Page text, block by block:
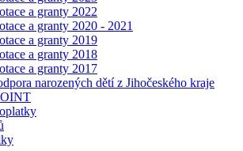
a granty 2022
a granty 2020 - 2021
a granty 2019
a granty 2018
a granty 2017
narozených dětí z Jihočeského kraje